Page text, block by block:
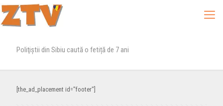
Poliţiştii din Sibiu caută o fetiță de 7 ani
[the_ad_placement id="footer"]